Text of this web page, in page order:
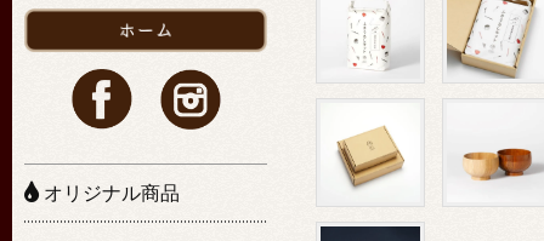
オリジナル商品